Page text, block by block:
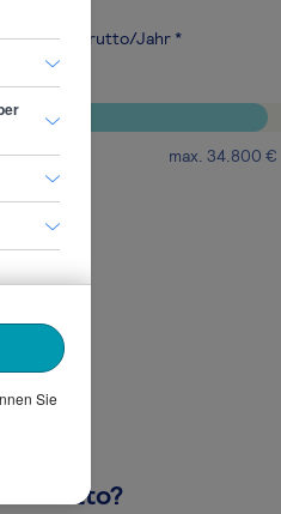
€ brutto/Jahr *
max. 34.800 €
Brutto?
Sie